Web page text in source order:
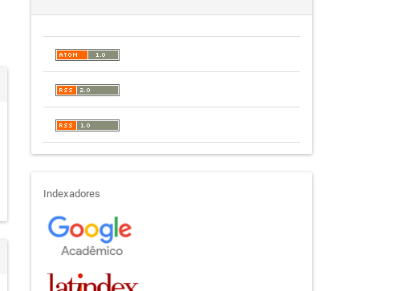
indexadores
Indexadores